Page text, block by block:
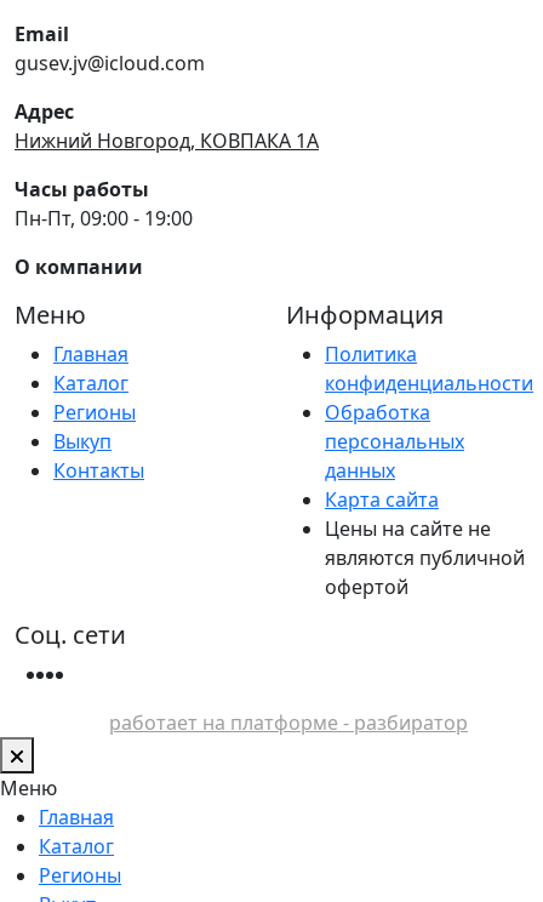
Email
gusev.jv@icloud.com
Адрес
Нижний Новгород, КОВПАКА 1А
Часы работы
Пн-Пт, 09:00 - 19:00
О компании
Меню
Главная
Каталог
Регионы
Выкуп
Контакты
Информация
Политика
конфиденциальности
Обработка
персональных
данных
Карта сайта
Цены на сайте не
являются публичной
офертой
Соц. сети
работает на платформе - разбиратор
Меню
Главная
Каталог
Регионы